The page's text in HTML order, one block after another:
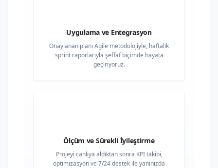
Uygulama ve Entegrasyon
Onaylanan planı Agile metodolojiyle, haftalık
sprint raporlarıyla şeffaf biçimde hayata
geçiriyoruz.
Ölçüm ve Sürekli İyileştirme
Projeyi canlıya aldıktan sonra KPI takibi,
optimizasyon ve 7/24 destek ile yanınızda